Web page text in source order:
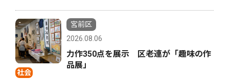
社会
宮前区
2026.08.06
力作350点を展示 区老連が「趣味の作
品展」